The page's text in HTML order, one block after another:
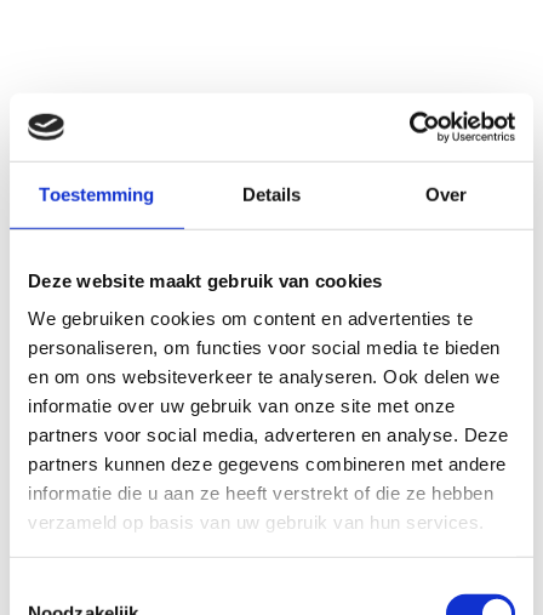
Toestemming Details Over
Deze website maakt gebruik van cookies
We gebruiken cookies om content en advertenties te
personaliseren, om functies voor social media te bieden
en om ons websiteverkeer te analyseren. Ook delen we
informatie over uw gebruik van onze site met onze
partners voor social media, adverteren en analyse. Deze
partners kunnen deze gegevens combineren met andere
informatie die u aan ze heeft verstrekt of die ze hebben
verzameld op basis van uw gebruik van hun services.